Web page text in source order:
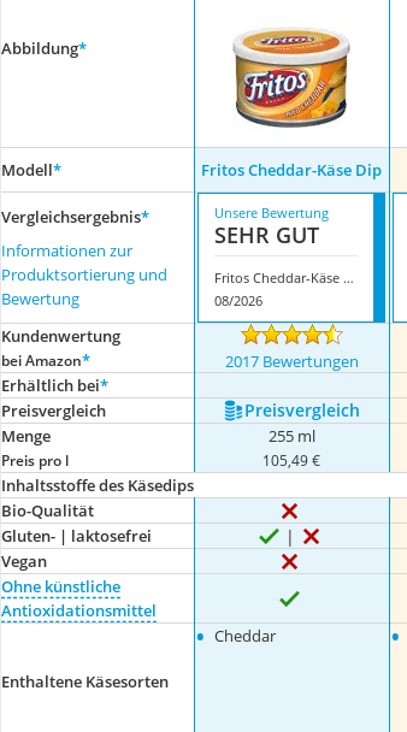
Abbildung*
Modell* Fritos Cheddar-Käse Dip
Vergleichsergebnis*
Informationen zur
Produktsortierung und
Bewertung
Unsere Bewertung
SEHR GUT
Fritos Cheddar-Käse Dip
08/2026
Kundenwertung
bei Amazon* 2017 Bewertungen
Erhältlich bei*
Preis­vergleich
Preis­vergleich
Menge
Preis pro l
255 ml
105,49 €
Inhaltsstoffe des Käsedips
Bio-Qualität
Gluten- | laktosefrei
Vegan
Ohne künstliche
Antioxidationsmittel
Enthaltene Käsesorten
• Cheddar •